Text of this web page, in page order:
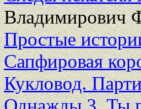
Владимирович
Простые
Сапфировая
Кукловод.